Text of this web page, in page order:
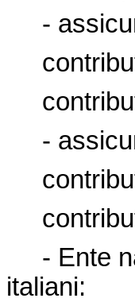
-
-
- Ente
italiani: